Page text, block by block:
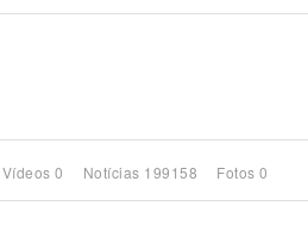
Vídeos 0 Notícias 199158 Fotos 0